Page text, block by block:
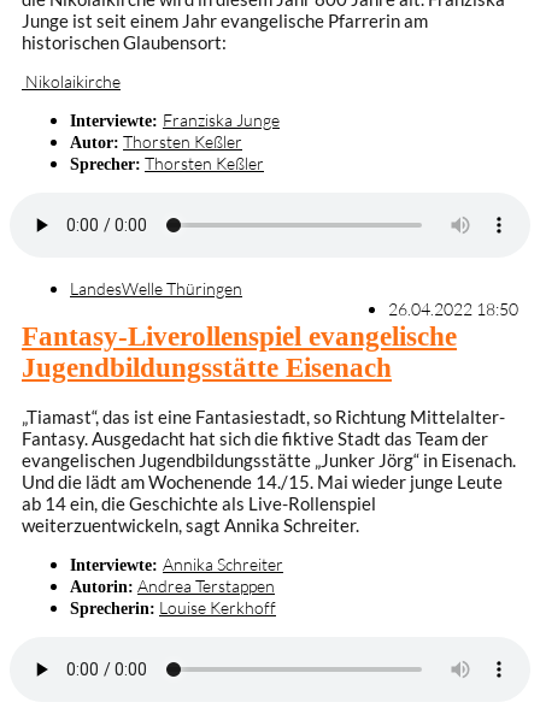
Junge ist seit einem Jahr evangelische Pfarrerin am
historischen Glaubensort:
Nikolaikirche
Interviewte: Franziska Junge
Autor: Thorsten Keßler
Sprecher: Thorsten Keßler
LandesWelle Thüringen
26.04.2022 18:50
Fantasy-Liverollenspiel evangelische
Jugendbildungsstätte Eisenach
„Tiamast“, das ist eine Fantasiestadt, so Richtung Mittelalter-
Fantasy. Ausgedacht hat sich die fiktive Stadt das Team der
evangelischen Jugendbildungsstätte „Junker Jörg“ in Eisenach.
Und die lädt am Wochenende 14./15. Mai wieder junge Leute
ab 14 ein, die Geschichte als Live-Rollenspiel
weiterzuentwickeln, sagt Annika Schreiter.
Interviewte: Annika Schreiter
Autorin: Andrea Terstappen
Sprecherin: Louise Kerkhoff